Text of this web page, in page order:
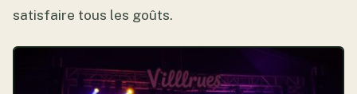
satisfaire tous les goûts.